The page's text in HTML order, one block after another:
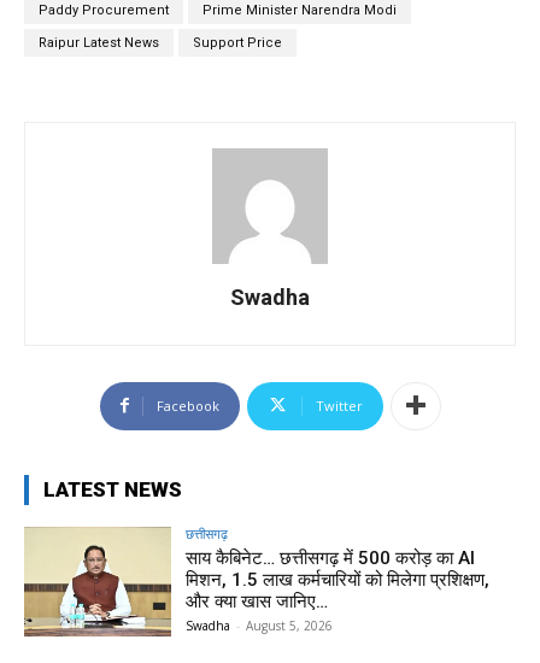
Paddy Procurement Prime Minister Narendra Modi
Raipur Latest News Support Price
Swadha
Facebook Twitter
LATEST NEWS
छत्तीसगढ़
साय कैबिनेट… छत्तीसगढ़ में 500 करोड़ का AI
मिशन, 1.5 लाख कर्मचारियों को मिलेगा प्रशिक्षण,
और क्या खास जानिए…
Swadha - August 5, 2026